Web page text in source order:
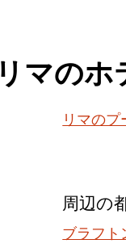
リマのホ
リマの
周辺の
ブラフト